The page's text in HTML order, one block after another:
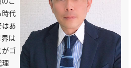
代
あ
は
ゴ